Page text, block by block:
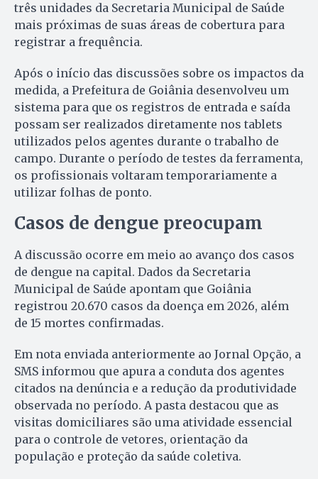
três unidades da Secretaria Municipal de Saúde
mais próximas de suas áreas de cobertura para
registrar a frequência.
Após o início das discussões sobre os impactos da
medida, a Prefeitura de Goiânia desenvolveu um
sistema para que os registros de entrada e saída
possam ser realizados diretamente nos tablets
utilizados pelos agentes durante o trabalho de
campo. Durante o período de testes da ferramenta,
os profissionais voltaram temporariamente a
utilizar folhas de ponto.
Casos de dengue preocupam
A discussão ocorre em meio ao avanço dos casos
de dengue na capital. Dados da Secretaria
Municipal de Saúde apontam que Goiânia
registrou 20.670 casos da doença em 2026, além
de 15 mortes confirmadas.
Em nota enviada anteriormente ao Jornal Opção, a
SMS informou que apura a conduta dos agentes
citados na denúncia e a redução da produtividade
observada no período. A pasta destacou que as
visitas domiciliares são uma atividade essencial
para o controle de vetores, orientação da
população e proteção da saúde coletiva.